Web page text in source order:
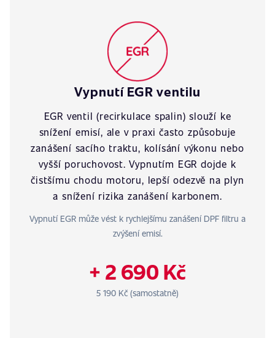
Vypnutí EGR ventilu
EGR ventil (recirkulace spalin) slouží ke
snížení emisí, ale v praxi často způsobuje
zanášení sacího traktu, kolísání výkonu nebo
vyšší poruchovost. Vypnutím EGR dojde k
čistšímu chodu motoru, lepší odezvě na plyn
a snížení rizika zanášení karbonem.
Vypnutí EGR může vést k rychlejšímu zanášení DPF filtru a
zvýšení emisí.
+ 2 690 Kč
5 190 Kč (samostatně)